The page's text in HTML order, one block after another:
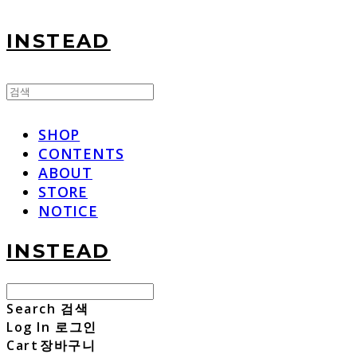
INSTEAD
SHOP
CONTENTS
ABOUT
STORE
NOTICE
INSTEAD
Search 검색
Log In 로그인
Cart 장바구니